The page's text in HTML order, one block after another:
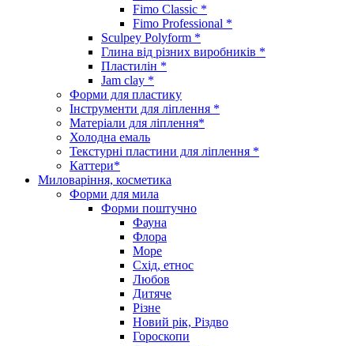
Fimo Classic *
Fimo Professional *
Sculpey Polyform *
Глина від різних виробників *
Пластилін *
Jam clay *
Форми для пластику
Інструменти для ліплення *
Матеріали для ліплення*
Холодна емаль
Текстурні пластини для ліплення *
Каттери*
Миловаріння, косметика
Форми для мила
Форми поштучно
Фауна
Флора
Море
Схід, етнос
Любов
Дитяче
Різне
Новий рік, Різдво
Гороскопи